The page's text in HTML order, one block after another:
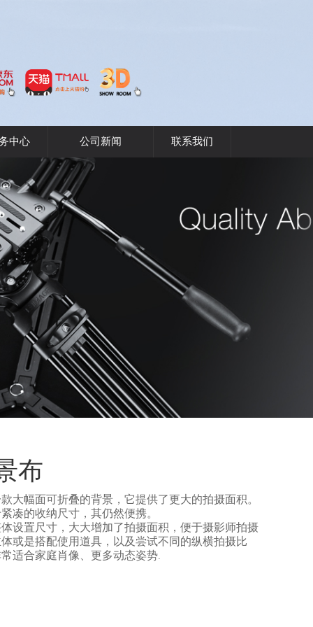
中心 公司新闻 联系我们
布
大幅面可折叠的背景，它提供了更大的拍摄面积。
凑的收纳尺寸，其仍然便携。
设置尺寸，大大增加了拍摄面积，便于摄影师拍摄
或是搭配使用道具，以及尝试不同的纵横拍摄比
适合家庭肖像、更多动态姿势.